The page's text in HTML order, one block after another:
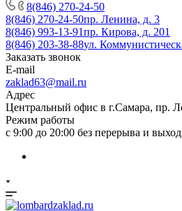
8(846) 270-24-50
8(846) 270-24-50пр. Ленина, д. 3
8(846) 993-13-91пр. Кирова, д. 201
8(846) 203-38-88ул.
Заказать звонок
E-mail
zaklad63@mail.ru
Адрес
Центральный офис в г.Самара, пр.
Режим работы
с 9:00 до 20:00 без перерыва и